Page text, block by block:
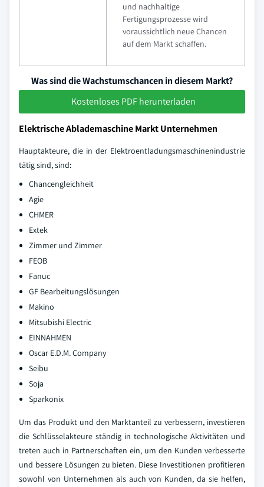
und nachhaltige
Fertigungsprozesse wird
voraussichtlich neue Chancen
auf dem Markt schaffen.
Was sind die Wachstumschancen in diesem Markt?
Kostenloses PDF herunterladen
Elektrische Ablademaschine Markt Unternehmen
Hauptakteure, die in der Elektroentladungsmaschinenindustrie
tätig sind, sind:
Chancengleichheit
Agie
CHMER
Extek
Zimmer und Zimmer
FEOB
Fanuc
GF Bearbeitungslösungen
Makino
Mitsubishi Electric
EINNAHMEN
Oscar E.D.M. Company
Seibu
Soja
Sparkonix
Um das Produkt und den Marktanteil zu verbessern, investieren
die Schlüsselakteure ständig in technologische Aktivitäten und
treten auch in Partnerschaften ein, um den Kunden verbesserte
und bessere Lösungen zu bieten. Diese Investitionen profitieren
sowohl von Unternehmen als auch von Kunden, da sie helfen,